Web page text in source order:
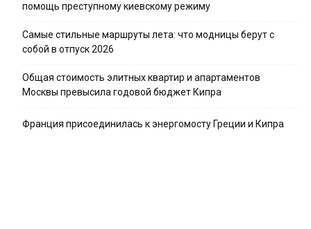
помощь преступному киевскому режиму
Самые стильные маршруты лета: что модницы берут с
собой в отпуск 2026
Общая стоимость элитных квартир и апартаментов
Москвы превысила годовой бюджет Кипра
Франция присоединилась к энергомосту Греции и Кипра